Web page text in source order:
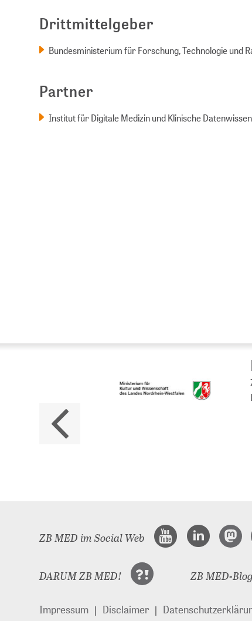
Drittmittelgeber
Bundesministerium für Forschung, Technologie und
Partner
Institut für Digitale Medizin und Klinische
ZB MED im Social Web
DARUM ZB MED! ZB MED-Blog
Impressum Disclaimer